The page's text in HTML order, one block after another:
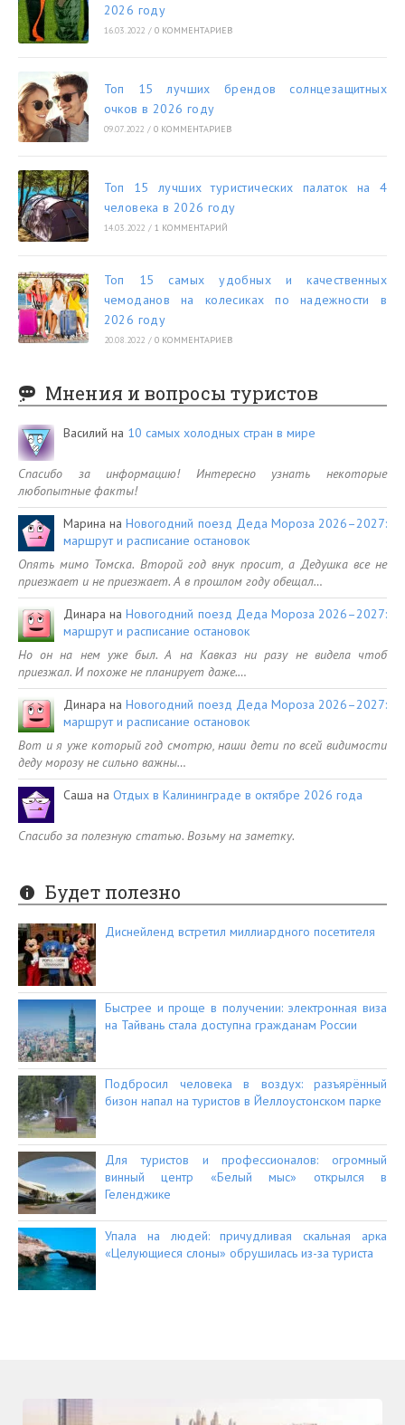
2026 году
16.03.2022 / 0 КОММЕНТАРИЕВ
Топ 15 лучших брендов солнцезащитных
очков в 2026 году
09.07.2022 / 0 КОММЕНТАРИЕВ
Топ 15 лучших туристических палаток на 4
человека в 2026 году
14.03.2022 / 1 КОММЕНТАРИЙ
Топ 15 самых удобных и качественных
чемоданов на колесиках по надежности в
2026 году
20.08.2022 / 0 КОММЕНТАРИЕВ
Мнения и вопросы туристов
Василий на 10 самых холодных стран в мире
Спасибо за информацию! Интересно узнать некоторые
любопытные факты!
Марина наНовогодний поезд Деда Мороза 2026–2027:
маршрут и расписание остановок
Опять мимо Томска. Второй год внук просит, а Дедушка все не
приезжает и не приезжает. А в прошлом году обещал…
Динара наНовогодний поезд Деда Мороза 2026–2027:
маршрут и расписание остановок
Но он на нем уже был. А на Кавказ ни разу не видела чтоб
приезжал. И похоже не планирует даже.…
Динара наНовогодний поезд Деда Мороза 2026–2027:
маршрут и расписание остановок
Вот и я уже который год смотрю, наши дети по всей видимости
деду морозу не сильно важны…
Саша на Отдых в Калининграде в октябре 2026 года
Спасибо за полезную статью. Возьму на заметку.
Будет полезно
Диснейленд встретил миллиардного посетителя
Быстрее и проще в получении: электронная виза
на Тайвань стала доступна гражданам России
Подбросил человека в воздух: разъярённый
бизон напал на туристов в Йеллоустонском парке
Для туристов и профессионалов: огромный
винный центр «Белый мыс» открылся в
Геленджике
Упала на людей: причудливая скальная арка
«Целующиеся слоны» обрушилась из-за туриста